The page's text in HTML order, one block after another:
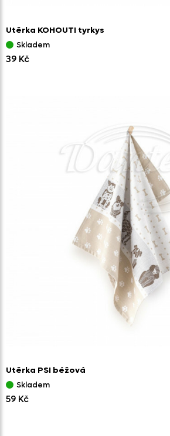
Utěrka KOHOUTI tyrkys
Skladem
39 Kč
Utěrka PSI béžová
Skladem
59 Kč